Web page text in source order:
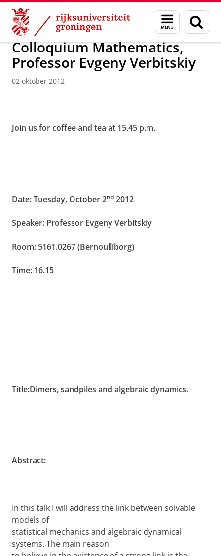
Skip
Content
Skip
Navigation
Menu
en
zoeken
Over ons Actueel Nieuws Nieuwsberichten
Colloquium Mathematics,
Professor Evgeny Verbitskiy
02 oktober 2012
Join us for coffee and tea at 15.45 p.m.
Date: Tuesday, October 2nd 2012
Speaker: Professor Evgeny Verbitskiy
Room: 5161.0267 (Bernoulliborg)
Time: 16.15
Title:Dimers, sandpiles and algebraic dynamics.
Abstract:
In this talk I will address the link between solvable
models of
statistical mechanics and algebraic dynamical
systems. The main reason